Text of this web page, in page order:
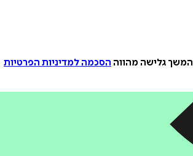
המשך גלישה מהווה הסכמה למדיניות הפרטיות